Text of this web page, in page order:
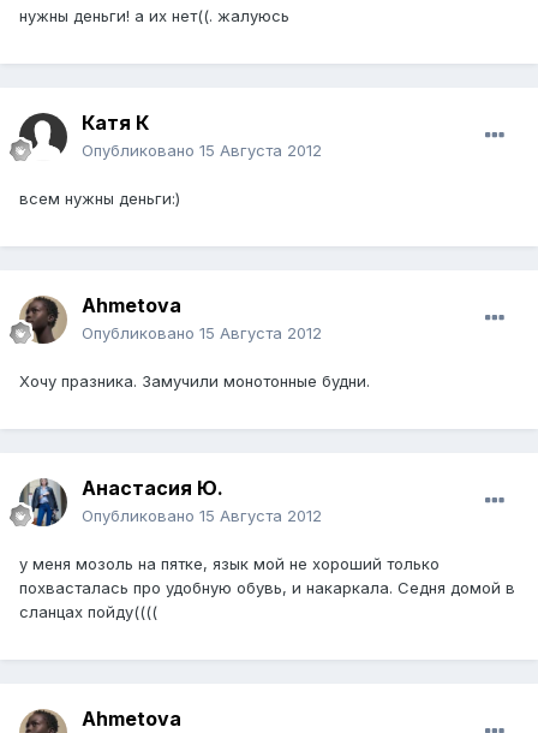
нужны деньги! а их нет((. жалуюсь
Катя К
Опубликовано 15 Августа 2012
всем нужны деньги:)
Ahmetova
Опубликовано 15 Августа 2012
Хочу празника. Замучили монотонные будни.
Анастасия Ю.
Опубликовано 15 Августа 2012
у меня мозоль на пятке, язык мой не хороший только
похвасталась про удобную обувь, и накаркала. Седня домой в
сланцах пойду((((
Ahmetova